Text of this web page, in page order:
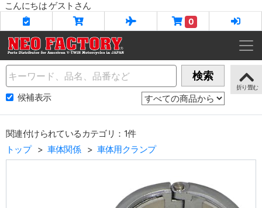
こんにちは ゲストさん
0
Name 検索
候補表示
関連付けられているカテゴリ：1件
トップ
車体関係 車体用クランプ